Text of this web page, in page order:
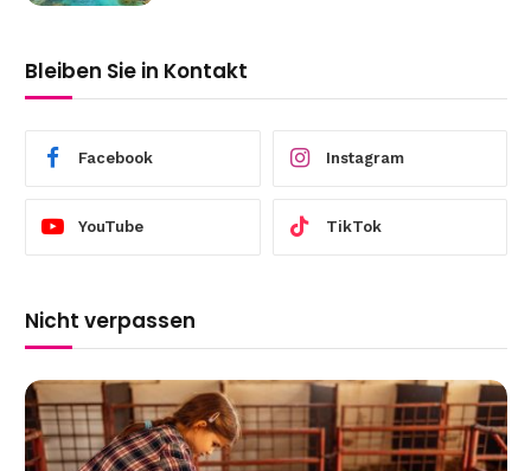
Bleiben Sie in Kontakt
Facebook Instagram
YouTube TikTok
Nicht verpassen